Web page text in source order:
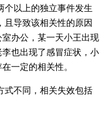
个以上的独立事件发生
且导致该相关性的原因
办公，某一天小王出现
也出现了感冒症状，小
一定的相关性。
式不同，相关失效包括